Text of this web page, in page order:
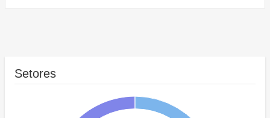
Setores